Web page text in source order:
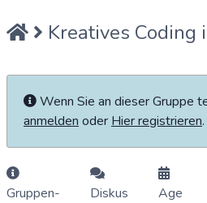
Kreatives Coding
Wenn Sie an dieser Gruppe
anmelden oder Hier registrieren.
Gruppen-
Diskus
Age